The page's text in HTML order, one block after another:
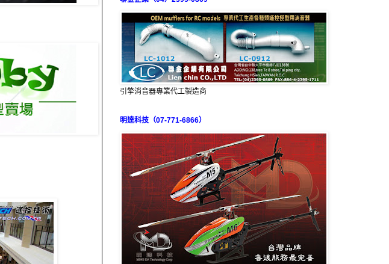
引擎消音器專業代工製造商
明達科技（07-771-6866）